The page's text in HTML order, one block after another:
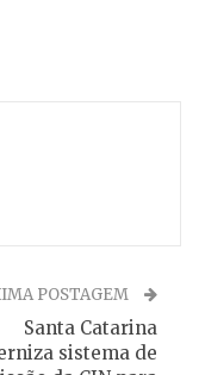
POSTAGEM
Santa Catarina
sistema de